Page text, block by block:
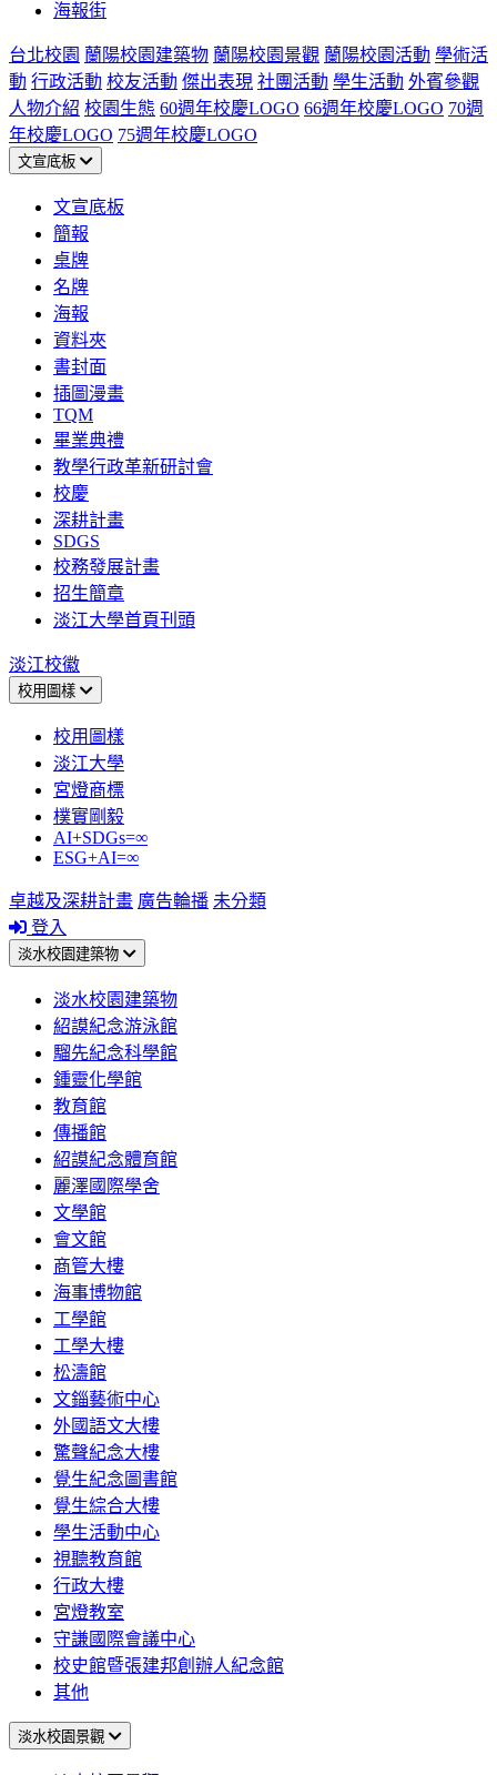
海報街
台北校園 蘭陽校園建築物 蘭陽校園景觀 蘭陽校園活動 學術活
動 行政活動 校友活動 傑出表現 社團活動 學生活動 外賓參觀
人物介紹 校園生態 60週年校慶LOGO 66週年校慶LOGO 70週
年校慶LOGO 75週年校慶LOGO
文宣底板
文宣底板
簡報
桌牌
名牌
海報
資料夾
書封面
插圖漫畫
TQM
畢業典禮
教學行政革新研討會
校慶
深耕計畫
SDGS
校務發展計畫
招生簡章
淡江大學首頁刊頭
淡江校徽
校用圖樣
校用圖樣
淡江大學
宮燈商標
樸實剛毅
AI+SDGs=∞
ESG+AI=∞
卓越及深耕計畫 廣告輪播 未分類
登入
淡水校園建築物
淡水校園建築物
紹謨紀念游泳館
騮先紀念科學館
鍾靈化學館
教育館
傳播館
紹謨紀念體育館
麗澤國際學舍
文學館
會文館
商管大樓
海事博物館
工學館
工學大樓
松濤館
文錙藝術中心
外國語文大樓
驚聲紀念大樓
覺生紀念圖書館
覺生綜合大樓
學生活動中心
視聽教育館
行政大樓
宮燈教室
守謙國際會議中心
校史館暨張建邦創辦人紀念館
其他
淡水校園景觀